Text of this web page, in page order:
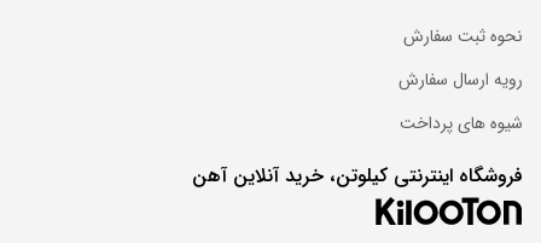
نحوه ثبت سفارش
رویه ارسال سفارش
شیوه های پرداخت
فروشگاه اینترنتی کیلوتن، خرید آنلاین آهن